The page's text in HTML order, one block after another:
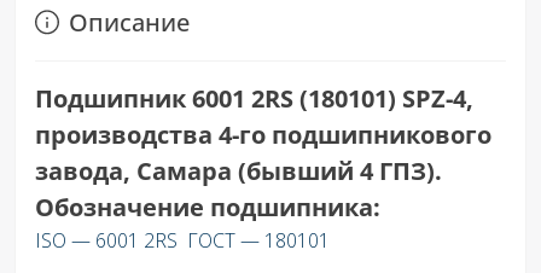
Описание
Подшипник 6001 2RS (180101) SPZ-4,
производства 4-го подшипникового
завода, Самара (бывший 4 ГПЗ).
Обозначение подшипника:
ISO — 6001 2RS ГОСТ — 180101